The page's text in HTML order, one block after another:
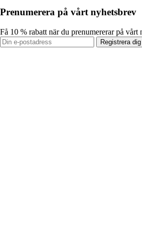
Prenumerera på vårt nyhetsbrev
Få 10 % rabatt när du prenumererar på vårt
Registrera dig